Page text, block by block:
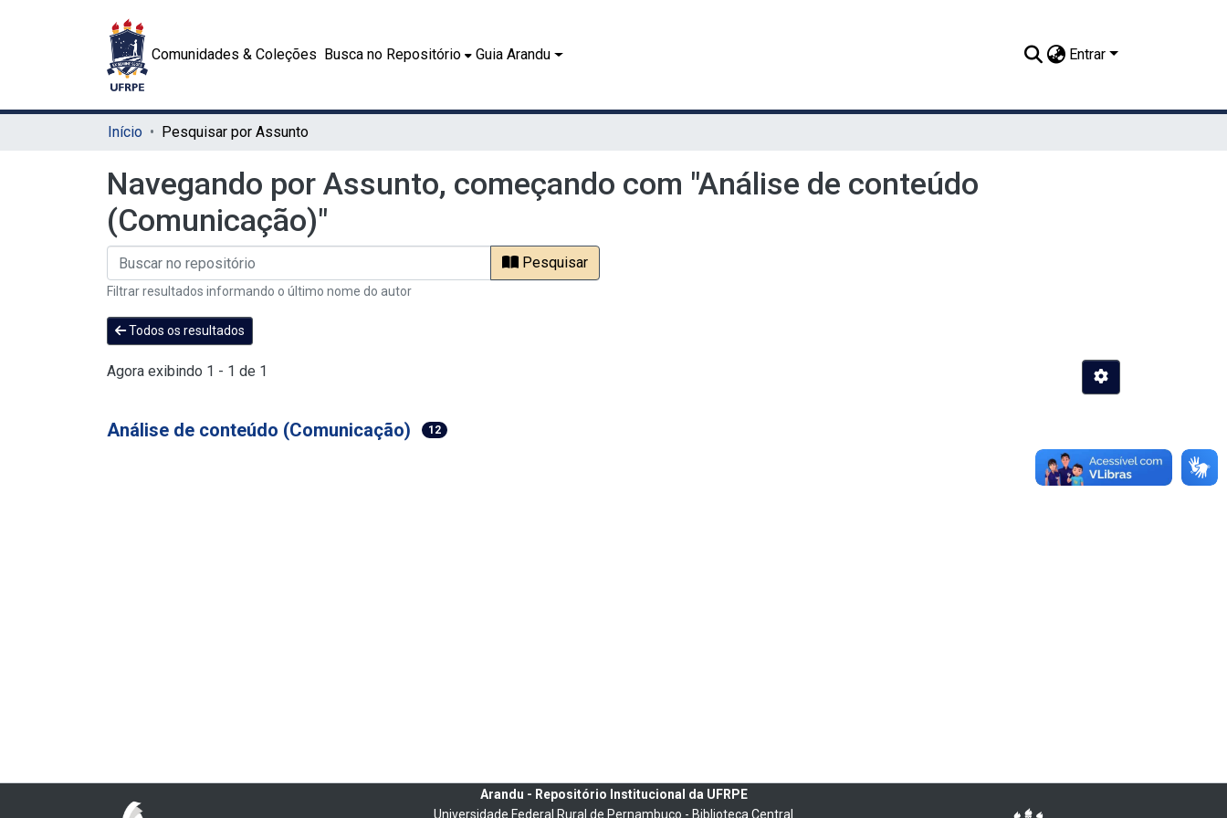
Comunidades & Coleções Busca no Repositório Guia Arandu Entrar
Início Pesquisar por Assunto
Navegando por Assunto, começando com "Análise de conteúdo
(Comunicação)"
Pesquisar
Filtrar resultados informando o último nome do autor
Todos os resultados
Agora exibindo 1 - 1 de 1
Análise de conteúdo (Comunicação) 12
Arandu - Repositório Institucional da UFRPE
Universidade Federal Rural de Pernambuco - Biblioteca Central